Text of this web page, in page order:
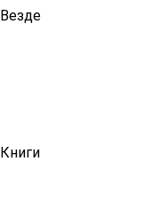
Везде
Книги